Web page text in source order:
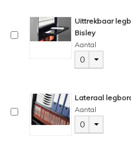
Uittrekbaar
Bisley
Aantal
0
Lateraal
Aantal
0